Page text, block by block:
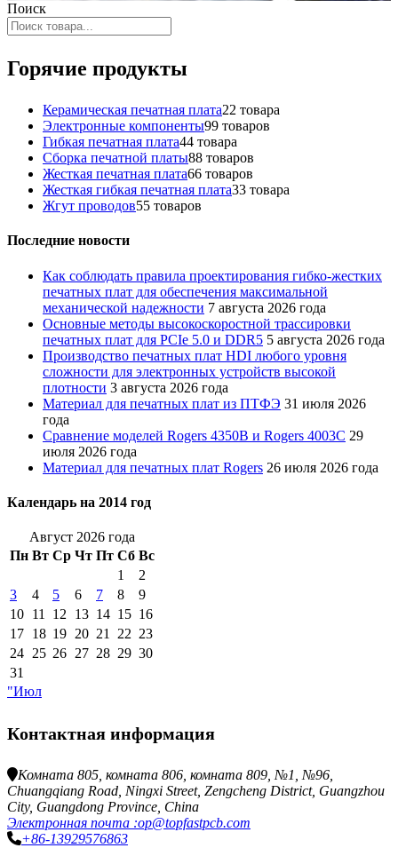
Поиск
Горячие продукты
Керамическая печатная плата22 товара
Электронные компоненты99 товаров
Гибкая печатная плата44 товара
Сборка печатной платы88 товаров
Жесткая печатная плата66 товаров
Жесткая гибкая печатная плата33 товара
Жгут проводов55 товаров
Последние новости
Как соблюдать правила проектирования гибко-жестких
печатных плат для обеспечения максимальной
механической надежности 7 августа 2026 года
Основные методы высокоскоростной трассировки
печатных плат для PCIe 5.0 и DDR5 5 августа 2026 года
Производство печатных плат HDI любого уровня
сложности для электронных устройств высокой
плотности 3 августа 2026 года
Материал для печатных плат из ПТФЭ 31 июля 2026
года
Сравнение моделей Rogers 4350B и Rogers 4003C 29
июля 2026 года
Материал для печатных плат Rogers 26 июля 2026 года
Календарь на 2014 год
Август 2026 года
Пн Вт Ср Чт Пт Сб Вс
1
2
3
4 5 6 7 8
9
10 11 12 13 14 15 16
17 18 19 20 21 22 23
24 25 26 27 28 29 30
31
"Июл
Контактная информация
Комната 805, комната 806, комната 809, №1, №96,
Chuangqiang Road, Ningxi Street, Zengcheng District, Guangzhou
City, Guangdong Province, China
Электронная почта :op@topfastpcb.com
+86-13929576863